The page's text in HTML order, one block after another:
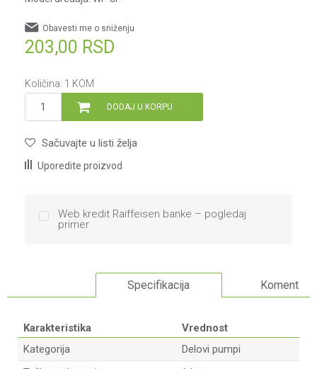
203,00 RSD
Obavesti me o sniženju
Količina: 1 KOM
DODAJ U KORPU
Sačuvajte u listi želja
Uporedite proizvod
Web kredit Raiffeisen banke – pogledaj
primer
Specifikacija Komentari
Karakteristika
Vrednost
Kategorija
Delovi pumpi